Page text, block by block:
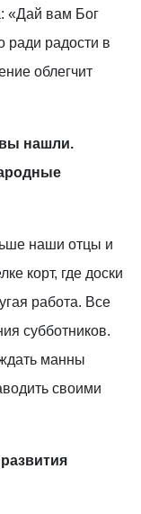
«Дай вам Бог
ради радости в
облегчит
нашли.
наши отцы и
корт, где доски
работа. Все
субботников.
манны
своими